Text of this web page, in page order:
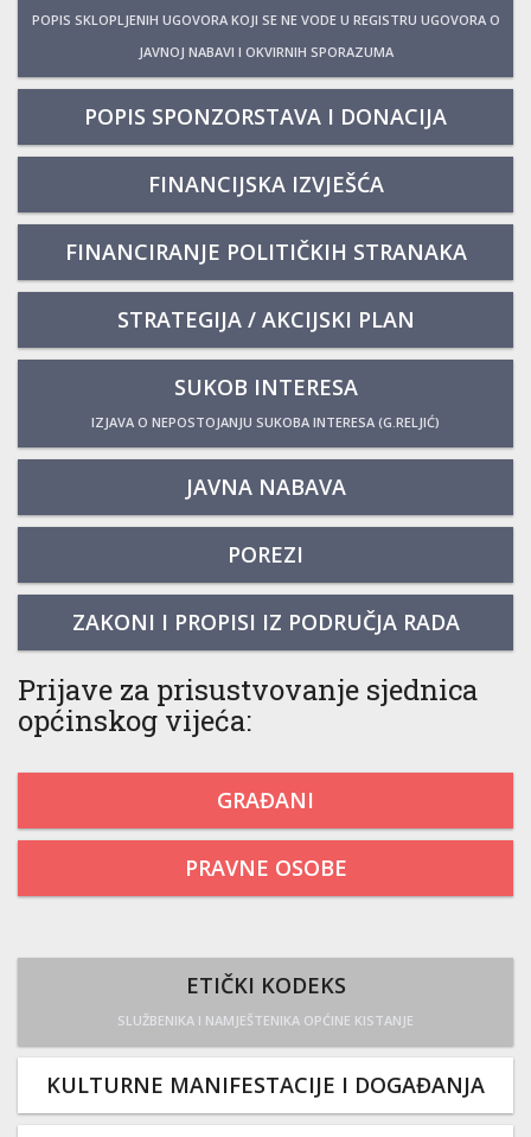
POPIS SKLOPLJENIH UGOVORA KOJI SE NE VODE U REGISTRU UGOVORA O
JAVNOJ NABAVI I OKVIRNIH SPORAZUMA
POPIS SPONZORSTAVA I DONACIJA
FINANCIJSKA IZVJEŠĆA
FINANCIRANJE POLITIČKIH STRANAKA
STRATEGIJA / AKCIJSKI PLAN
SUKOB INTERESA
IZJAVA O NEPOSTOJANJU SUKOBA INTERESA (G.RELJIĆ)
JAVNA NABAVA
POREZI
ZAKONI I PROPISI IZ PODRUČJA RADA
Prijave za prisustvovanje sjednica
općinskog vijeća:
GRAĐANI
PRAVNE OSOBE
ETIČKI KODEKS
SLUŽBENIKA I NAMJEŠTENIKA OPĆINE KISTANJE
KULTURNE MANIFESTACIJE I DOGAĐANJA